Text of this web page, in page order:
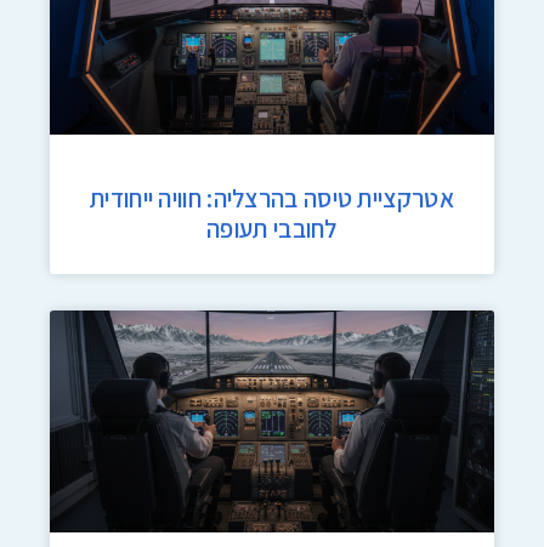
אטרקציית טיסה בהרצליה: חוויה ייחודית
לחובבי תעופה